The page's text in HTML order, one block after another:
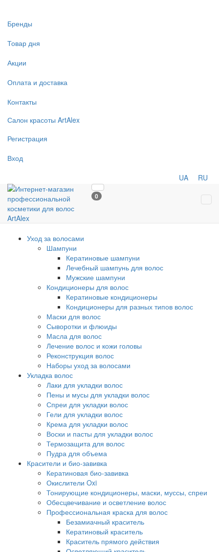
Бренды
Товар дня
Акции
Оплата и доставка
Контакты
Салон красоты ArtAlex
Регистрация
Вход
UA RU
0
Уход за волосами
Шампуни
Кератиновые шампуни
Лечебный шампунь для волос
Мужские шампуни
Кондиционеры для волос
Кератиновые кондиционеры
Кондиционеры для разных типов волос
Маски для волос
Сыворотки и флюиды
Масла для волос
Лечение волос и кожи головы
Реконструкция волос
Наборы уход за волосами
Укладка волос
Лаки для укладки волос
Пены и мусы для укладки волос
Спреи для укладки волос
Гели для укладки волос
Крема для укладки волос
Воски и пасты для укладки волос
Термозащита для волос
Пудра для объема
Красители и био-завивка
Кератиновая био-завивка
Окислители Oxi
Тонирующие кондиционеры, маски, муссы, спреи
Обесцвечивание и осветление волос
Профессиональная краска для волос
Безамиачный краситель
Кератиновый краситель
Краситель прямого действия